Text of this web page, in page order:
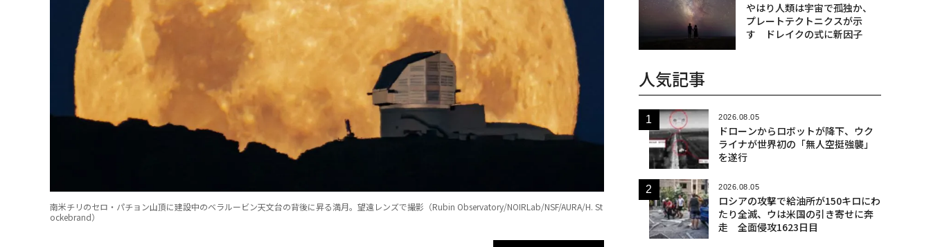
南米チリのセロ・パチョン山頂に建設中のベラルービン天文台の背後に昇る満月。望遠レンズで撮影（Rubin Observatory/NOIRLab/NSF/AURA/H. St
ockebrand）
やはり人類は宇宙で孤独か、
プレートテクトニクスが示
す ドレイクの式に新因子
人気記事
2026.08.05
ドローンからロボットが降下、ウク
ライナが世界初の「無人空挺強襲」
を遂行
2026.08.05
ロシアの攻撃で給油所が150キロにわ
たり全滅、ウは米国の引き寄せに奔
走 全面侵攻1623日目